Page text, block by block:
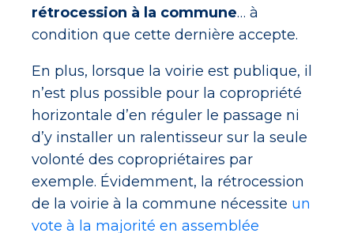
rétrocession à la commune… à
condition que cette dernière accepte.
En plus, lorsque la voirie est publique, il
n’est plus possible pour la copropriété
horizontale d’en réguler le passage ni
d’y installer un ralentisseur sur la seule
volonté des copropriétaires par
exemple. Évidemment, la rétrocession
de la voirie à la commune nécessite un
vote à la majorité en assemblée